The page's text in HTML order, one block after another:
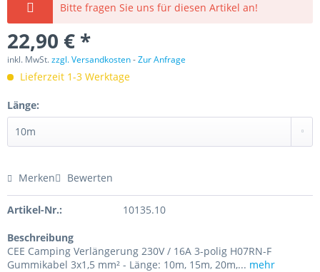
Bitte fragen Sie uns für diesen Artikel an!
22,90 € *
inkl. MwSt.zzgl. Versandkosten-Zur Anfrage
Lieferzeit 1-3 Werktage
Länge:
Merken Bewerten
Artikel-Nr.: 10135.10
Beschreibung
CEE Camping Verlängerung 230V / 16A 3-polig H07RN-F
Gummikabel 3x1,5 mm² - Länge: 10m, 15m, 20m,... mehr